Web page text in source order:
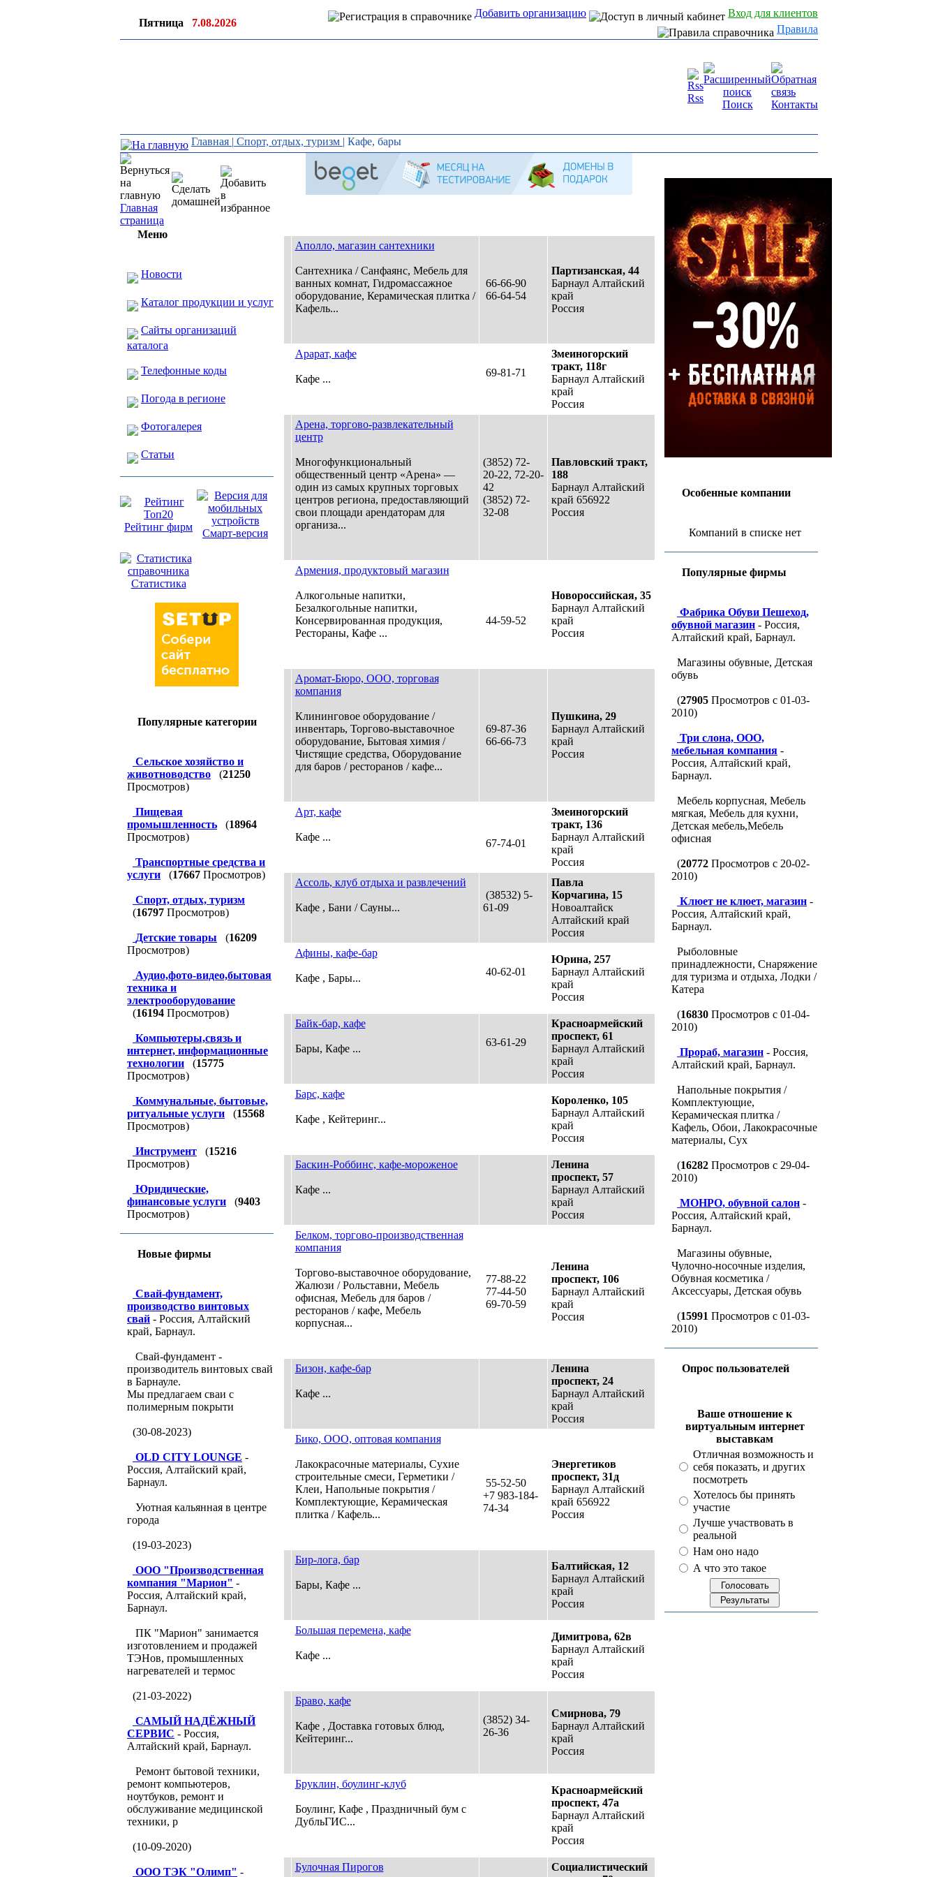
Пятница 7.08.2026
Добавить организацию
Вход для клиентов
Правила
Rss
Поиск Контакты
Главная | Спорт, отдых, туризм | Кафе, бары
Главная
страница
Меню
Новости
Каталог продукции и услуг
Сайты организаций
каталога
Телефонные коды
Погода в регионе
Фотогалерея
Статьи
Рейтинг фирм
Смарт-версия
Статистика
Популярные категории
Сельское хозяйство и
животноводство
(21250
Просмотров)
Пищевая
промышленность
(18964
Просмотров)
Транспортные средства и
услуги
(17667 Просмотров)
Спорт, отдых, туризм
(16797 Просмотров)
Детские товары (16209
Просмотров)
Аудио,фото-видео,бытовая
техника и
электрооборудование
(16194 Просмотров)
Компьютеры,связь и
интернет, информационные
технологии
(15775
Просмотров)
Коммунальные, бытовые,
ритуальные услуги
(15568
Просмотров)
Инструмент (15216
Просмотров)
Юридические,
финансовые услуги
(9403
Просмотров)
Новые фирмы
Свай-фундамент,
производство винтовых
свай - Россия, Алтайский
край, Барнаул.
Свай-фундамент -
производитель винтовых свай
в Барнауле.
Мы предлагаем сваи с
полимерным покрыти
(30-08-2023)
OLD CITY LOUNGE -
Россия, Алтайский край,
Барнаул.
Уютная кальянная в центре
города
(19-03-2023)
ООО "Производственная
компания "Марион" -
Россия, Алтайский край,
Барнаул.
ПК "Марион" занимается
изготовлением и продажей
ТЭНов, промышленных
нагревателей и термос
(21-03-2022)
САМЫЙ НАДЁЖНЫЙ
СЕРВИС - Россия,
Алтайский край, Барнаул.
Ремонт бытовой техники,
ремонт компьютеров,
ноутбуков, ремонт и
обслуживание медицинской
техники, р
(10-09-2020)
ООО ТЭК "Олимп" -
Аполло, магазин сантехники
Сантехника / Санфаянс, Мебель для
ванных комнат, Гидромассажное
оборудование, Керамическая плитка /
Кафель...
66-66-90
66-64-54
Партизанская, 44
Барнаул Алтайский
край
Россия
Арарат, кафе
Кафе ...
69-81-71
Змеиногорский
тракт, 118г
Барнаул Алтайский
край
Россия
Арена, торгово-развлекательный
центр
Многофункциональный
общественный центр «Арена» —
один из самых крупных торговых
центров региона, предоставляющий
свои площади арендаторам для
организа...
(3852) 72-
20-22, 72-20-
42
(3852) 72-
32-08
Павловский тракт,
188
Барнаул Алтайский
край 656922
Россия
Армения, продуктовый магазин
Алкогольные напитки,
Безалкогольные напитки,
Консервированная продукция,
Рестораны, Кафе ...
44-59-52
Новороссийская, 35
Барнаул Алтайский
край
Россия
Аромат-Бюро, ООО, торговая
компания
Клининговое оборудование /
инвентарь, Торгово-выставочное
оборудование, Бытовая химия /
Чистящие средства, Оборудование
для баров / ресторанов / кафе...
69-87-36
66-66-73
Пушкина, 29
Барнаул Алтайский
край
Россия
Арт, кафе
Кафе ...
67-74-01
Змеиногорский
тракт, 136
Барнаул Алтайский
край
Россия
Ассоль, клуб отдыха и развлечений
Кафе , Бани / Сауны...
(38532) 5-
61-09
Павла
Корчагина, 15
Новоалтайск
Алтайский край
Россия
Афины, кафе-бар
Кафе , Бары...
40-62-01
Юрина, 257
Барнаул Алтайский
край
Россия
Байк-бар, кафе
Бары, Кафе ...
63-61-29
Красноармейский
проспект, 61
Барнаул Алтайский
край
Россия
Барс, кафе
Кафе , Кейтеринг...
Короленко, 105
Барнаул Алтайский
край
Россия
Баскин-Роббинс, кафе-мороженое
Кафе ...
Ленина
проспект, 57
Барнаул Алтайский
край
Россия
Белком, торгово-производственная
компания
Торгово-выставочное оборудование,
Жалюзи / Рольставни, Мебель
офисная, Мебель для баров /
ресторанов / кафе, Мебель
корпусная...
77-88-22
77-44-50
69-70-59
Ленина
проспект, 106
Барнаул Алтайский
край
Россия
Бизон, кафе-бар
Кафе ...
Ленина
проспект, 24
Барнаул Алтайский
край
Россия
Бико, ООО, оптовая компания
Лакокрасочные материалы, Сухие
строительные смеси, Герметики /
Клеи, Напольные покрытия /
Комплектующие, Керамическая
плитка / Кафель...
55-52-50
+7 983-184-
74-34
Энергетиков
проспект, 31д
Барнаул Алтайский
край 656922
Россия
Бир-лога, бар
Бары, Кафе ...
Балтийская, 12
Барнаул Алтайский
край
Россия
Большая перемена, кафе
Кафе ...
Димитрова, 62в
Барнаул Алтайский
край
Россия
Браво, кафе
Кафе , Доставка готовых блюд,
Кейтеринг...
(3852) 34-
26-36
Смирнова, 79
Барнаул Алтайский
край
Россия
Бруклин, боулинг-клуб
Боулинг, Кафе , Праздничный бум с
ДубльГИС...
Красноармейский
проспект, 47а
Барнаул Алтайский
край
Россия
Булочная Пирогов
Социалистический
Особенные компании
Компаний в списке нет
Популярные фирмы
Фабрика Обуви Пешеход,
обувной магазин - Россия,
Алтайский край, Барнаул.
Магазины обувные, Детская
обувь
(27905 Просмотров с 01-03-
2010)
Три слона, ООО,
мебельная компания -
Россия, Алтайский край,
Барнаул.
Мебель корпусная, Мебель
мягкая, Мебель для кухни,
Детская мебель,Мебель
офисная
(20772 Просмотров с 20-02-
2010)
Клюет не клюет, магазин -
Россия, Алтайский край,
Барнаул.
Рыболовные
принадлежности, Снаряжение
для туризма и отдыха, Лодки /
Катера
(16830 Просмотров с 01-04-
2010)
Прораб, магазин - Россия,
Алтайский край, Барнаул.
Напольные покрытия /
Комплектующие,
Керамическая плитка /
Кафель, Обои, Лакокрасочные
материалы, Сух
(16282 Просмотров с 29-04-
2010)
МОНРО, обувной салон -
Россия, Алтайский край,
Барнаул.
Магазины обувные,
Чулочно-носочные изделия,
Обувная косметика /
Аксессуары, Детская обувь
(15991 Просмотров с 01-03-
2010)
Опрос пользователей
Ваше отношение к
виртуальным интернет
выставкам
Отличная возможность и
себя показать, и других
посмотреть
Хотелось бы принять
участие
Лучше участвовать в
реальной
Нам оно надо
А что это такое